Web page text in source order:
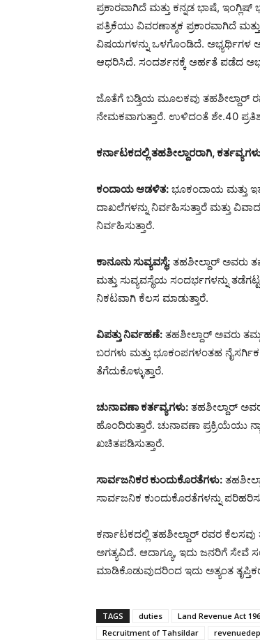
ಪ್ರಕಾರವಾಗಿದೆ ಮತ್ತು ಕನ್ನಡ ಭಾಷೆ,
ಪತ್ರಿಕೆಯು ವಿವರಣಾತ್ಮಕ ಪ್ರಕಾರವಾಗಿದೆ
ವಿಷಯಗಳನ್ನು ಒಳಗೊಂಡಿದೆ. ಅಭ್ಯರ್ಥಿಗಳ
ಆಧರಿಸಿದೆ. ಸಂದರ್ಶನಕ್ಕೆ ಅರ್ಹತೆ ಪಡೆದ
ಜೊತೆಗೆ ಬಡ್ತಿಯ ಮೂಲಕವು ತಹಶೀಲ್ದಾರ್
ನೇಮಕವಾಗುತ್ತಾರೆ. ಉಳಿದಂತೆ ಶೇ.40
ಕರ್ನಾಟಕದಲ್ಲಿ ತಹಶೀಲ್ದಾರರಾಗಿ,
ಕಂದಾಯ ಆಡಳಿತ: ಭೂಕಂದಾಯ ಮತ್ತು
ದಾಖಲೆಗಳನ್ನು ನಿರ್ವಹಿಸುತ್ತಾರೆ ಮತ್ತು
ನಿರ್ವಹಿಸುತ್ತಾರೆ.
ಕಾನೂನು ಸುವ್ಯವಸ್ಥೆ: ತಹಶೀಲ್ದಾರ್ ಅವರು
ಮತ್ತು ಸುವ್ಯವಸ್ಥೆಯ ಸಂದರ್ಭಗಳನ್ನು
ನಿಕಟವಾಗಿ ಕೆಲಸ ಮಾಡುತ್ತಾರೆ.
ವಿಪತ್ತು ನಿರ್ವಹಣೆ: ತಹಶೀಲ್ದಾರ್ ಅವರು
ಬರಗಳು ಮತ್ತು ಭೂಕಂಪಗಳಂತಹ
ತೆಗೆದುಕೊಳ್ಳುತ್ತಾರೆ.
ಚುನಾವಣಾ ಕರ್ತವ್ಯಗಳು: ತಹಶೀಲ್ದಾರ್
ಹೊಂದಿರುತ್ತಾರೆ. ಚುನಾವಣಾ ಪ್ರಕ್ರಿಯೆಯು
ಖಚಿತಪಡಿಸುತ್ತಾರೆ.
ಸಾರ್ವಜನಿಕರ ಕುಂದುಕೊರತೆಗಳು:
ಸಾರ್ವಜನಿಕ ಕುಂದುಕೊರತೆಗಳನ್ನು
ಕರ್ನಾಟಕದಲ್ಲಿ ತಹಶೀಲ್ದಾರ್ ರವರ ಕೆಲಸವು
ಅಗತ್ಯವಿದೆ. ಆದಾಗ್ಯೂ, ಇದು ಜನರಿಗೆ ಸೇವೆ
ಮಾಡಿಕೊಡುವುದರಿಂದ ಇದು ಅತ್ಯಂತ
TAGS duties Land Revenue Act
Recruitment of Tahsildar